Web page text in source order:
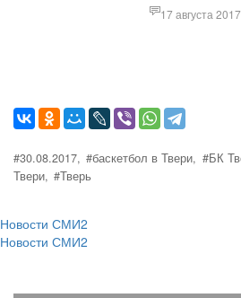
17 августа
#30.08.2017, #баскетбол в Твери, #БК
Твери, #Тверь
Новости СМИ2
Новости СМИ2